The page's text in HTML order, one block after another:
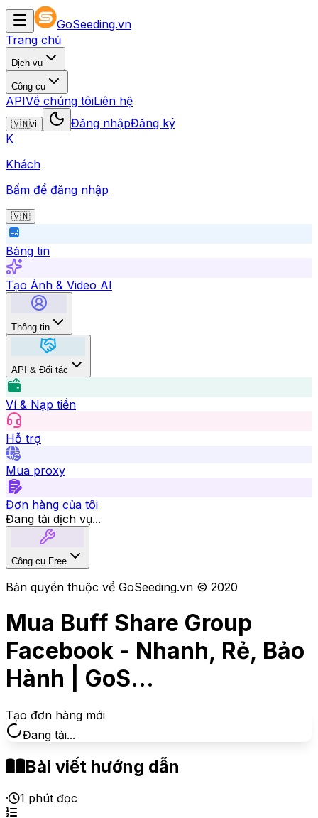
GoSeeding.vn
Trang chủ
Dịch vụ
Công cụ
APIVề chúng tôiLiên hệ
🇻🇳vi Đăng nhậpĐăng ký
K
Khách
Bấm để đăng nhập
🇻🇳
Bảng tin
Tạo Ảnh & Video AI
Thông tin
API & Đối tác
Ví & Nạp tiền
Hỗ trợ
Mua proxy
Đơn hàng của tôi
Đang tải dịch vụ...
Công cụ Free
Bản quyền thuộc về GoSeeding.vn © 2020
Mua Buff Share Group
Facebook - Nhanh, Rẻ, Bảo
Hành | GoS...
Tạo đơn hàng mới
Đang tải...
Bài viết hướng dẫn
· 1 phút đọc